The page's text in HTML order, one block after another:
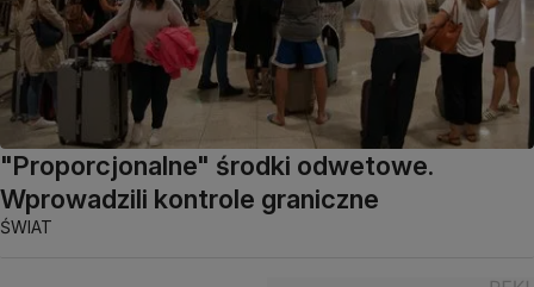
"Proporcjonalne" środki odwetowe.
Wprowadzili kontrole graniczne
ŚWIAT